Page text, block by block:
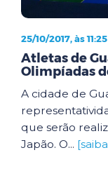
25/10/2017, às 11:25
Atletas de
Olimpíadas
A cidade de
que serão
Japão. O...